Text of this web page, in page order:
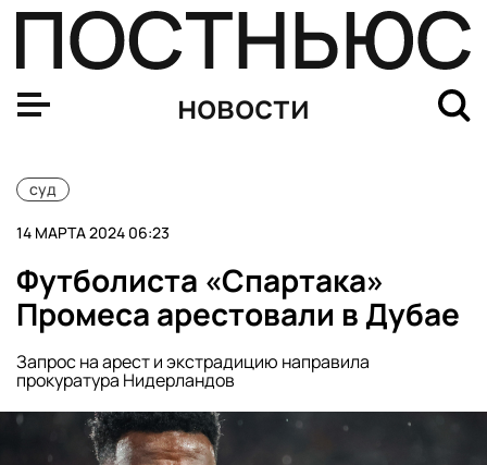
новости
суд
14 МАРТА 2024 06:23
Футболиста «Спартака»
Промеса арестовали в Дубае
Запрос на арест и экстрадицию направила
прокуратура Нидерландов
В России за шпионаж впервые арестовали